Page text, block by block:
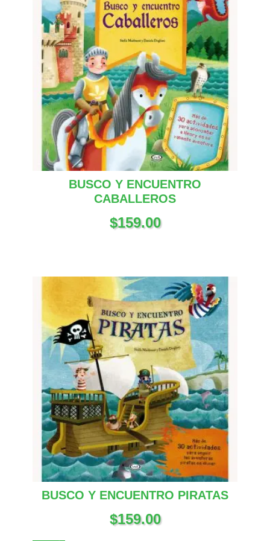
BUSCO Y ENCUENTRO
CABALLEROS
$159.00
BUSCO Y ENCUENTRO PIRATAS
$159.00